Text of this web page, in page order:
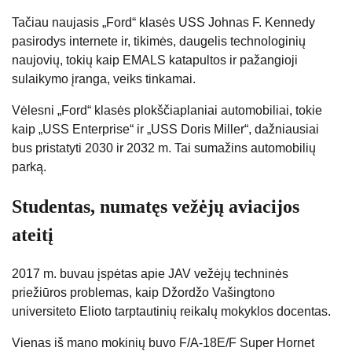
Tačiau naujasis „Ford“ klasės USS Johnas F. Kennedy
pasirodys internete ir, tikimės, daugelis technologinių
naujovių, tokių kaip EMALS katapultos ir pažangioji
sulaikymo įranga, veiks tinkamai.
Vėlesni „Ford“ klasės plokščiaplaniai automobiliai, tokie
kaip „USS Enterprise“ ir „USS Doris Miller“, dažniausiai
bus pristatyti 2030 ir 2032 m. Tai sumažins automobilių
parką.
Studentas, numatęs vežėjų aviacijos
ateitį
2017 m. buvau įspėtas apie JAV vežėjų techninės
priežiūros problemas, kaip Džordžo Vašingtono
universiteto Elioto tarptautinių reikalų mokyklos docentas.
Vienas iš mano mokinių buvo F/A-18E/F Super Hornet